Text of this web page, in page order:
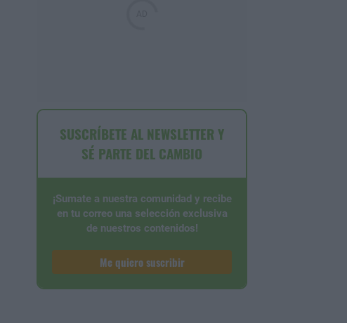
SUSCRÍBETE AL NEWSLETTER Y
SÉ PARTE DEL CAMBIO
¡Sumate a nuestra comunidad y recibe
en tu correo una selección exclusiva
de nuestros contenidos!
Me quiero suscribir